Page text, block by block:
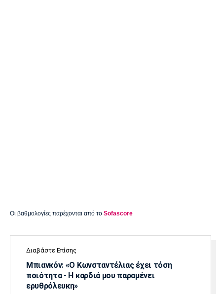
Οι βαθμολογίες παρέχονται από το Sofascore
Διαβάστε Επίσης
Μπιανκόν: «Ο Κωνσταντέλιας έχει τόση
ποιότητα - Η καρδιά μου παραμένει
ερυθρόλευκη»